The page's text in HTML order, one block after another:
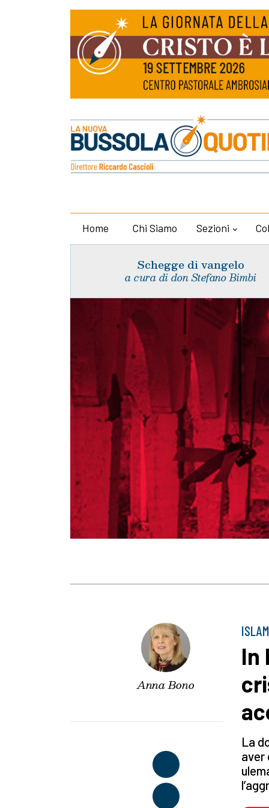
Home Chi Siamo Sezioni
Schegge di vangelo
a cura di don Stefano Bimbi
Anna Bono
ISLAM
In
La
aver